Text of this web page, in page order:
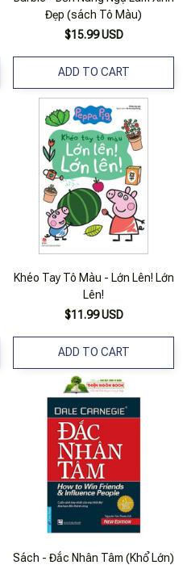
Đẹp (sách Tô Màu)
$15.99 USD
ADD TO CART
Khéo Tay Tô Màu - Lớn Lên! Lớn
Lên!
$11.99 USD
ADD TO CART
Sách - Đắc Nhân Tâm (Khổ Lớn)